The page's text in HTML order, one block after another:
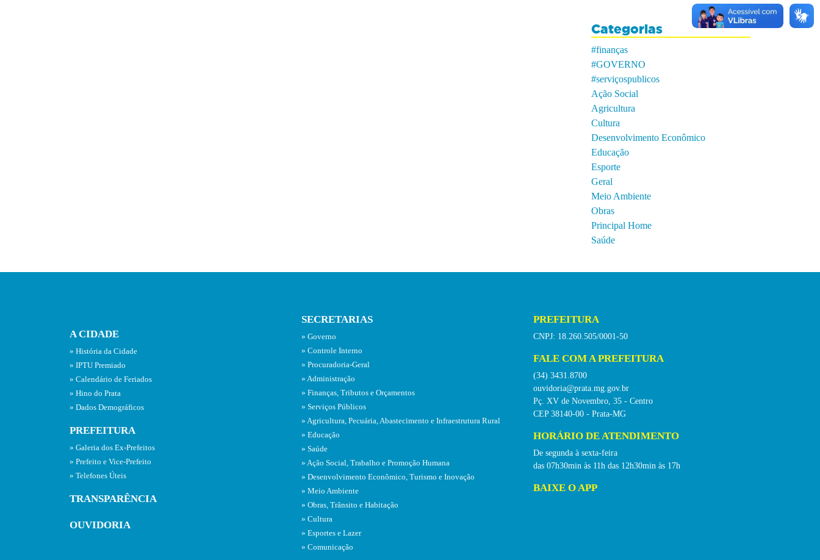
Categorias
#finanças
#GOVERNO
#serviçospublicos
Ação Social
Agricultura
Cultura
Desenvolvimento Econômico
Educação
Esporte
Geral
Meio Ambiente
Obras
Principal Home
Saúde
A CIDADE
História da Cidade
IPTU Premiado
Calendário de Feriados
Hino do Prata
Dados Demográficos
PREFEITURA
Galeria dos Ex-Prefeitos
Prefeito e Vice-Prefeito
Telefones Úteis
TRANSPARÊNCIA
OUVIDORIA
SECRETARIAS
Governo
Controle Interno
Procuradoria-Geral
Administração
Finanças, Tributos e Orçamentos
Serviços Públicos
Agricultura, Pecuária, Abastecimento e Infraestrutura Rural
Educação
Saúde
Ação Social, Trabalho e Promoção Humana
Desenvolvimento Econômico, Turismo e Inovação
Meio Ambiente
Obras, Trânsito e Habitação
Cultura
Esportes e Lazer
Comunicação
PREFEITURA
CNPJ: 18.260.505/0001-50
FALE COM A PREFEITURA
(34) 3431.8700
ouvidoria@prata.mg.gov.br
Pç. XV de Novembro, 35 - Centro
CEP 38140-00 - Prata-MG
HORÁRIO DE ATENDIMENTO
De segunda à sexta-feira
das 07h30min às 11h das 12h30min às 17h
BAIXE O APP